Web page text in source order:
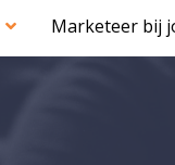
Marketeer bij